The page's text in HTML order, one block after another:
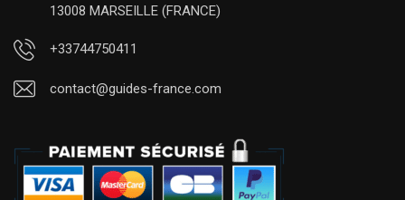
13008 MARSEILLE (FRANCE)
+33744750411
contact@guides-france.com